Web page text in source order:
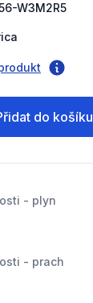
W3M2R5
do košíku
- plyn
- prach